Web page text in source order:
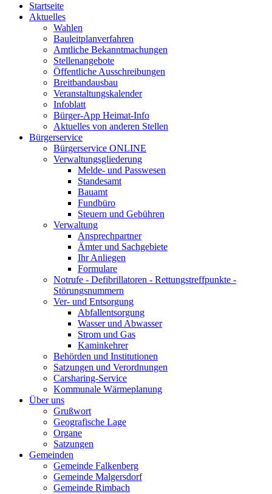
Startseite
Aktuelles
Wahlen
Bauleitplanverfahren
Amtliche Bekanntmachungen
Stellenangebote
Öffentliche Ausschreibungen
Breitbandausbau
Veranstaltungskalender
Infoblatt
Bürger-App Heimat-Info
Aktuelles von anderen Stellen
Bürgerservice
Bürgerservice ONLINE
Verwaltungsgliederung
Melde- und Passwesen
Standesamt
Bauamt
Fundbüro
Steuern und Gebühren
Verwaltung
Ansprechpartner
Ämter und Sachgebiete
Ihr Anliegen
Formulare
Notrufe - Defibrillatoren - Rettungstreffpunkte -
Störungsnummern
Ver- und Entsorgung
Abfallentsorgung
Wasser und Abwasser
Strom und Gas
Kaminkehrer
Behörden und Institutionen
Satzungen und Verordnungen
Carsharing-Service
Kommunale Wärmeplanung
Über uns
Grußwort
Geografische Lage
Organe
Satzungen
Gemeinden
Gemeinde Falkenberg
Gemeinde Malgersdorf
Gemeinde Rimbach